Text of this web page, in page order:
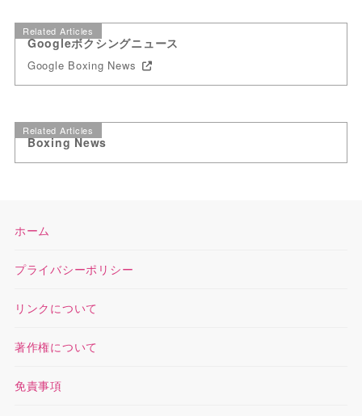
Related Articles
Googleボクシングニュース
Google Boxing News
Related Articles
Boxing News
ホーム
プライバシーポリシー
リンクについて
著作権について
免責事項